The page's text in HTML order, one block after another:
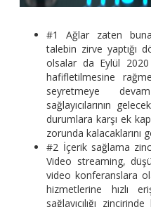
#1 Ağlar zaten buna
talebin zirve yaptığı
olsalar da Eylül
hafifletilmesine
seyretmeye
sağlayıcılarının
durumlara karşı ek
zorunda kalacaklarını
#2 İçerik sağlama
Video streaming,
video konferanslara
hizmetlerine hızlı
sağlayıcılığı